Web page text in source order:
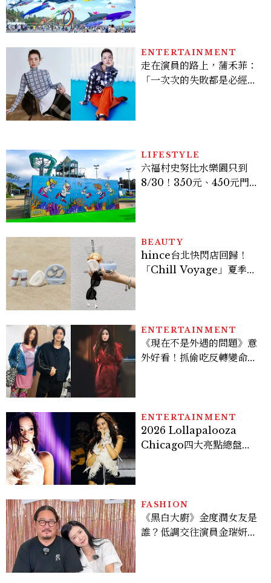
ENTERTAINMENT
走在演員的路上，蒲禾菲：
「一次次的失敗都是必經過
LIFESTYLE
六福村史努比水樂園只到
8/30！350元、450元門票
BEAUTY
hince台北快閃店回歸！
「Chill Voyage」夏季限
ENTERTAINMENT
《現在不是外遇的問題》意
外好看！抓偷吃反轉變命
看點懶人包
ENTERTAINMENT
2026 Lollapalooza
Chicago四大亮點總盤
FASHION
《黑白大廚》金度潤女友是
誰？低調交往演員金瑞妍、